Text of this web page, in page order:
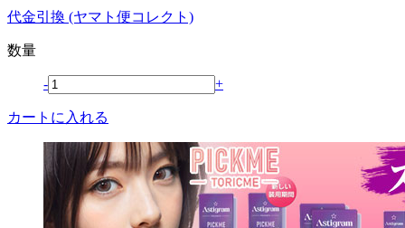
代金引換 (ヤマト便コレクト)
数量
- +
カートに入れる